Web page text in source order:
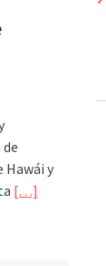
Hawái y
[…]